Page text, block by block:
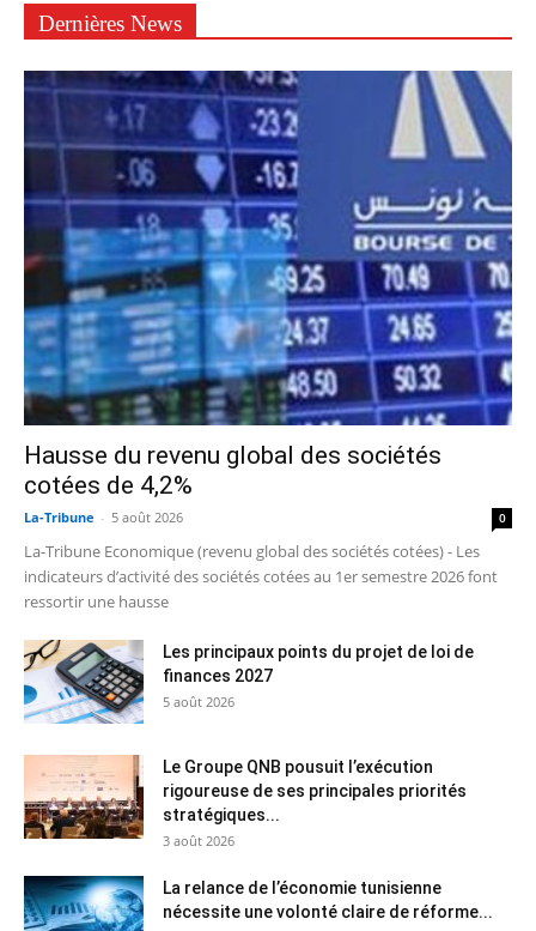
Dernières News
Hausse du revenu global des sociétés
cotées de 4,2%
La-Tribune - 5 août 2026 0
La-Tribune Economique (revenu global des sociétés cotées) - Les
indicateurs d’activité des sociétés cotées au 1er semestre 2026 font
ressortir une hausse
Les principaux points du projet de loi de
finances 2027
5 août 2026
Le Groupe QNB pousuit l’exécution
rigoureuse de ses principales priorités
stratégiques...
3 août 2026
La relance de l’économie tunisienne
nécessite une volonté claire de réforme...